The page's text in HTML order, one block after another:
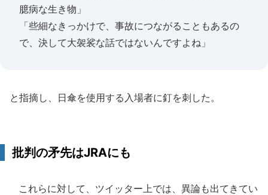
臆病な生き物」
「些細なきっかけで、事故につながることもあるの
で、決して大袈裟な話ではないんですよね」
と指摘し、日傘を使用する入場者に釘を刺した。
批判の矛先はJRAにも
これらに対して、ツイッター上では、異論も出てきてい